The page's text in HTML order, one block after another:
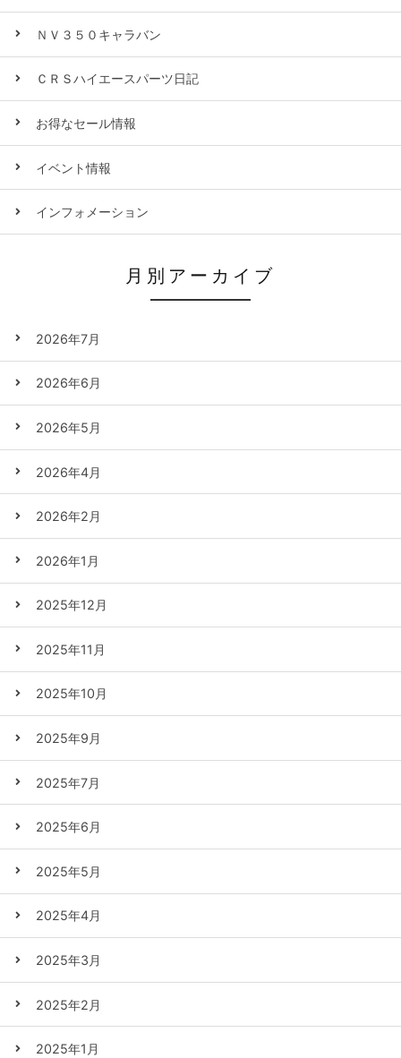
ＮＶ３５０キャラバン
ＣＲＳハイエースパーツ日記
お得なセール情報
イベント情報
インフォメーション
月別アーカイブ
2026年7月
2026年6月
2026年5月
2026年4月
2026年2月
2026年1月
2025年12月
2025年11月
2025年10月
2025年9月
2025年7月
2025年6月
2025年5月
2025年4月
2025年3月
2025年2月
2025年1月